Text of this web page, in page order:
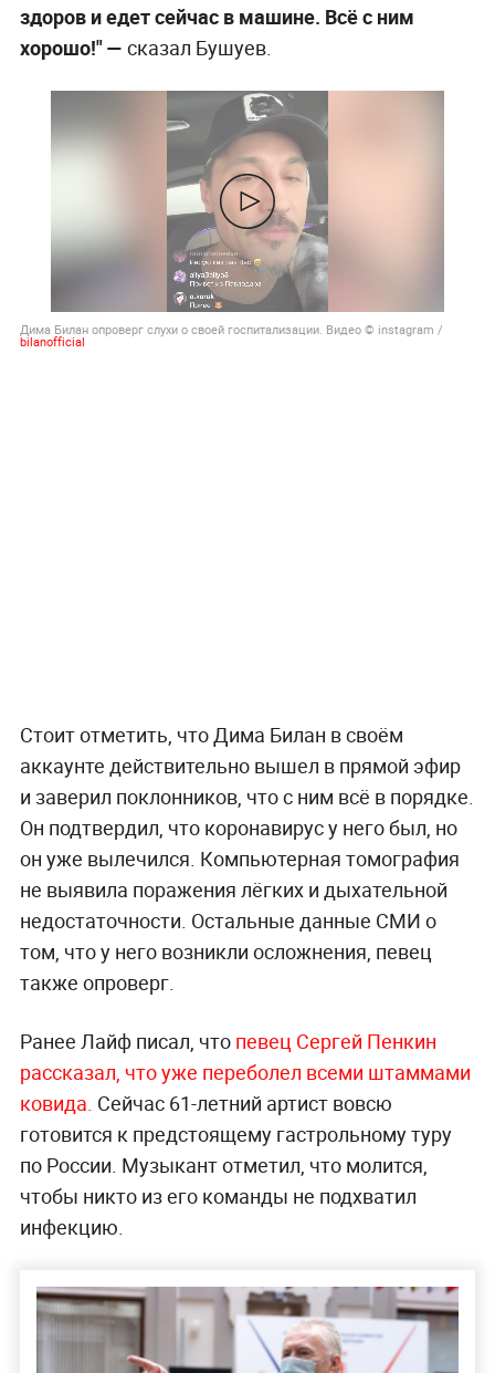
здоров и едет сейчас в машине. Всё с ним
хорошо!" — сказал Бушуев.
Дима Билан опроверг слухи о своей госпитализации. Видео © instagram /
bilanofficial
Стоит отметить, что Дима Билан в своём
аккаунте действительно вышел в прямой эфир
и заверил поклонников, что с ним всё в порядке.
Он подтвердил, что коронавирус у него был, но
он уже вылечился. Компьютерная томография
не выявила поражения лёгких и дыхательной
недостаточности. Остальные данные СМИ о
том, что у него возникли осложнения, певец
также опроверг.
Ранее Лайф писал, что певец Сергей Пенкин
рассказал, что уже переболел всеми штаммами
ковида. Сейчас 61-летний артист вовсю
готовится к предстоящему гастрольному туру
по России. Музыкант отметил, что молится,
чтобы никто из его команды не подхватил
инфекцию.